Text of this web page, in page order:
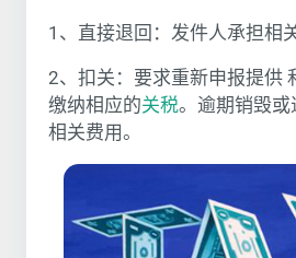
1、直接退回：发件人承担相
2、扣关：要求重新申报提供
缴纳相应的关税。逾期销毁
相关费用。